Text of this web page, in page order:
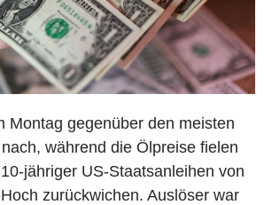
Montag gegenüber den meisten
während die Ölpreise fielen
jähriger US-Staatsanleihen von
zurückwichen. Auslöser war